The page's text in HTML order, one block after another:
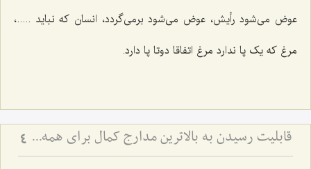
عوض می‌شود رأیش، عوض می‌شود برمی‌گردد، انسان که نباید .....،
مرغ که یک پا ندارد مرغ اتفاقا دوتا پا دارد.
قابلیت رسیدن به بالاترین مدارج کمال برای همه انسان ها 4